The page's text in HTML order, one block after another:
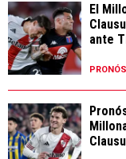
El
ante